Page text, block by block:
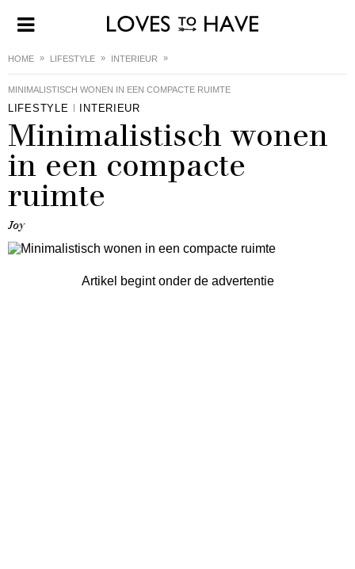
HOME LIFESTYLE INTERIEUR
MINIMALISTISCH WONEN IN EEN COMPACTE RUIMTE
LIFESTYLE INTERIEUR
Minimalistisch wonen
in een compacte
ruimte
Joy
Artikel begint onder de advertentie